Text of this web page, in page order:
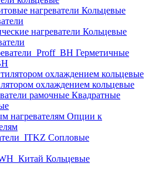
Кольцевые
Кольцевые
Герметичные
охлаждением кольцевые
Квадратные
Опции к
Cопловые
Кольцевые